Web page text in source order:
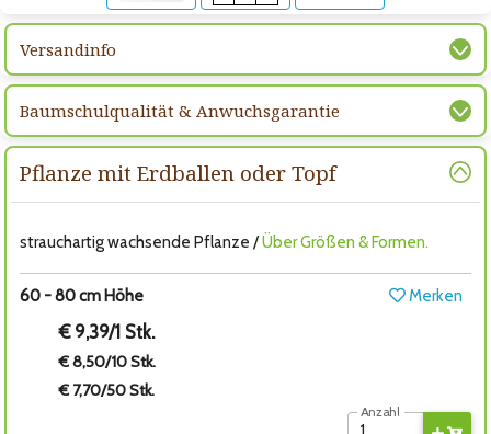
Versandinfo
Baumschulqualität & Anwuchsgarantie
Pflanze mit Erdballen oder Topf
strauchartig wachsende Pflanze /Über Größen & Formen.
60 - 80 cm Höhe Merken
€ 9,39/1 Stk.
€ 8,50/10 Stk.
€ 7,70/50 Stk.
Anzahl